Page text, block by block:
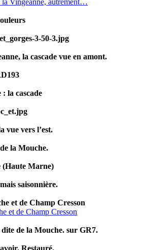
3-50-3.jpg
la cascade vue en amont.
: la cascade
vue vers l’est.
la Mouche.
(Haute Marne)
saisonnière.
et de Champ Cresson
et de Champ Cresson
de la Mouche. sur GR7.
Restauré.